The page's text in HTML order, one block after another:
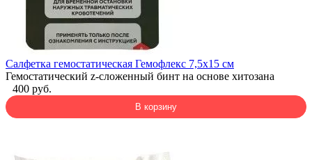
Салфетка гемостатическая Гемофлекс 7,5x15 см
Гемостатический z-сложенный бинт на основе хитозана
400 руб.
В корзину